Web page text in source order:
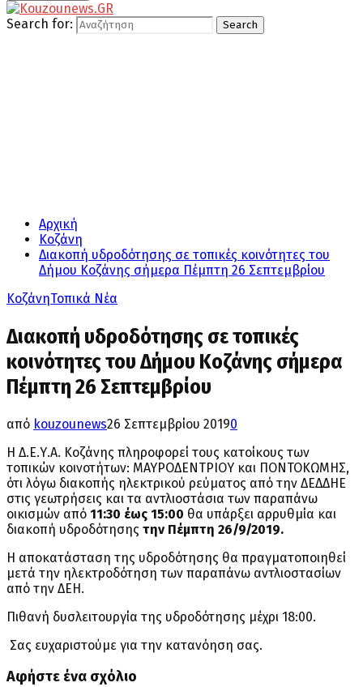
Search for: Search
Αρχική
Κοζάνη
Διακοπή υδροδότησης σε τοπικές κοινότητες του
Δήμου Κοζάνης σήμερα Πέμπτη 26 Σεπτεμβρίου
ΚοζάνηΤοπικά Νέα
Διακοπή υδροδότησης σε τοπικές
κοινότητες του Δήμου Κοζάνης σήμερα
Πέμπτη 26 Σεπτεμβρίου
από kouzounews26 Σεπτεμβρίου 20190
Η Δ.Ε.Υ.Α. Κοζάνης πληροφορεί τους κατοίκους των
τοπικών κοινοτήτων: ΜΑΥΡΟΔΕΝΤΡΙΟΥ και ΠΟΝΤΟΚΩΜΗΣ,
ότι λόγω διακοπής ηλεκτρικού ρεύματος από την ΔΕΔΔΗΕ
στις γεωτρήσεις και τα αντλιοστάσια των παραπάνω
οικισμών από 11:30 έως 15:00 θα υπάρξει αρρυθμία και
διακοπή υδροδότησης την Πέμπτη 26/9/2019.
Η αποκατάσταση της υδροδότησης θα πραγματοποιηθεί
μετά την ηλεκτροδότηση των παραπάνω αντλιοστασίων
από την ΔΕΗ.
Πιθανή δυσλειτουργία της υδροδότησης μέχρι 18:00.
Σας ευχαριστούμε για την κατανόηση σας.
Αφήστε ένα σχόλιο